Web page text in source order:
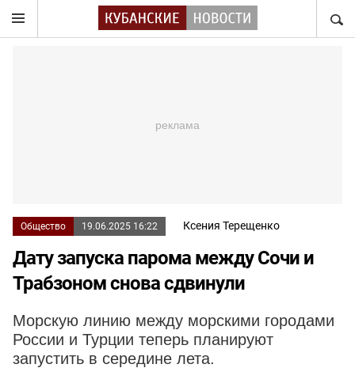
Общество 19.06.2025 16:22 Ксения Терещенко
Дату запуска парома между Сочи и
Трабзоном снова сдвинули
Морскую линию между морскими городами
России и Турции теперь планируют
запустить в середине лета.